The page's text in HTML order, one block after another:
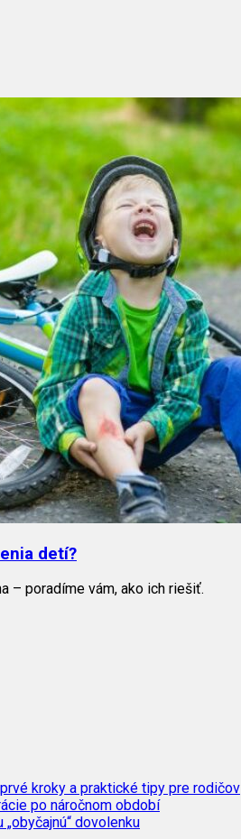
detí?
– poradíme vám, ako ich riešiť.
kroky a praktické tipy pre rodičov
po náročnom období
dovolenku